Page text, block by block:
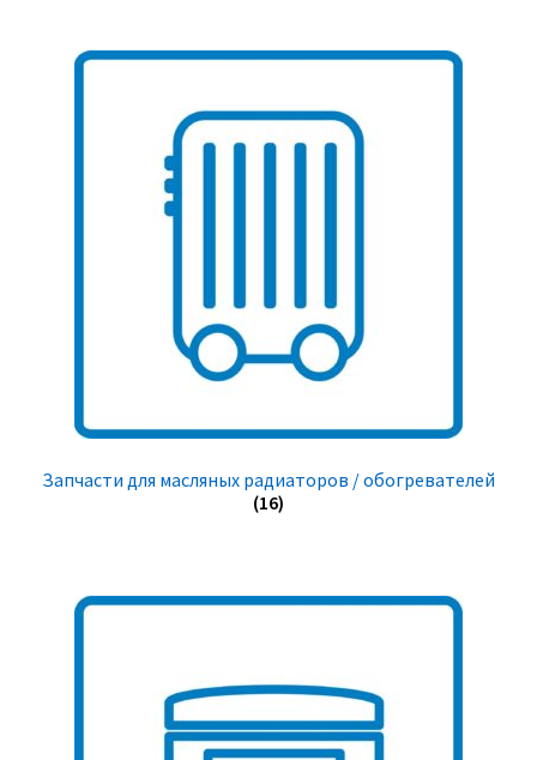
Запчасти для масляных радиаторов / обогревателей
(16)